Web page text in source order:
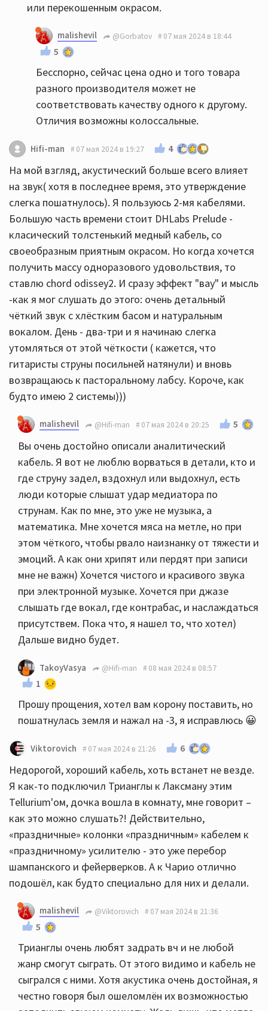
или перекошенным окрасом.
malishevil @Gorbatov 07 мая 2024 в 18:44
5
Бесспорно, сейчас цена одно и того товара
разного производителя может не
соответствовать качеству одного к другому.
Отличия возможны колоссальные.
Hifi-man 07 мая 2024 в 19:27 4
На мой взгляд, акустический больше всего влияет
на звук( хотя в последнее время, это утверждение
слегка пошатнулось). Я пользуюсь 2-мя кабелями.
Большую часть времени стоит DHLabs Prelude -
класический толстенький медный кабель, со
своеобразным приятным окрасом. Но когда хочется
получить массу одноразового удовольствия, то
ставлю chord odissey2. И сразу эффект "вау" и мысль
-как я мог слушать до этого: очень детальный
чёткий звук с хлёстким басом и натуральным
вокалом. День - два-три и я начинаю слегка
утомляться от этой чёткости ( кажется, что
гитаристы струны посильней натянули) и вновь
возвращаюсь к пасторальному лабсу. Короче, как
будто имею 2 системы)))
malishevil @Hifi-man 07 мая 2024 в 20:25 5
Вы очень достойно описали аналитический
кабель. Я вот не люблю ворваться в детали, кто и
где струну задел, вздохнул или выдохнул, есть
люди которые слышат удар медиатора по
струнам. Как по мне, это уже не музыка, а
математика. Мне хочется мяса на метле, но при
этом чёткого, чтобы рвало наизнанку от тяжести и
эмоций. А как они хрипят или пердят при записи
мне не важн) Хочется чистого и красивого звука
при электронной музыке. Хочется при джазе
слышать где вокал, где контрабас, и наслаждаться
присутствем. Пока что, я нашел то, что хотел)
Дальше видно будет.
TakoyVasya @Hifi-man 08 мая 2024 в 08:57
1
Прошу прощения, хотел вам корону поставить, но
пошатнулась земля и нажал на -3, я исправлюсь 😀
Viktorovich 07 мая 2024 в 21:26 6
Недорогой, хороший кабель, хоть встанет не везде.
Я как-то подключил Трианглы к Лаксману этим
Tellurium'ом, дочка вошла в комнату, мне говорит –
как это можно слушать?! Действительно,
«праздничные» колонки «праздничным» кабелем к
«праздничному» усилителю - это уже перебор
шампанского и фейерверков. А к Чарио отлично
подошёл, как будто специально для них и делали.
malishevil @Viktorovich 07 мая 2024 в 21:36
5
Трианглы очень любят задрать вч и не любой
жанр смогут сыграть. От этого видимо и кабель не
сыгрался с ними. Хотя акустика очень достойная, я
честно говоря был ошеломлён их возможностью